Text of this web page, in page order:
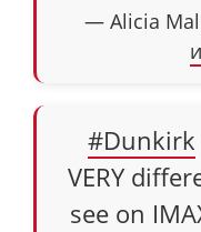
— Alicia
#Dunkirk
VERY
see on